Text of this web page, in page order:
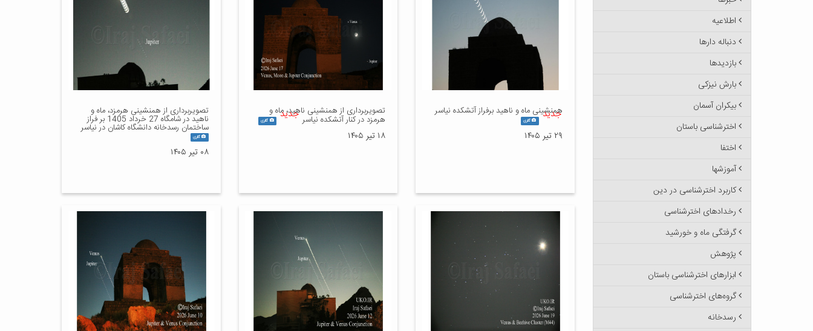
همنشینی ماه و ناهید برفراز آتشکده نیاسر
جدید گالری
۲۹ تیر ۱۴۰۵
تصویربرداری از همنشینی ناهید، ماه و
هرمزد در کنار آتشکده نیاسر جدید گالری
۱۸ تیر ۱۴۰۵
تصویربرداری از همنشینی هرمزد، ماه و
ناهید در شامگاه 27 خرداد 1405 بر فراز
ساختمان رسدخانه دانشگاه کاشان در نیاسر
گالری
۰۸ تیر ۱۴۰۵
اطلاعیه
دنباله دارها
بازدیدها
بارش نیزکی
بیکران آسمان
اخترشناسی باستان
اختفا
آموزشها
کاربرد اخترشناسی در دین
رخدادهای اخترشناسی
گرفتگی ماه و خورشید
پژوهش
ابزارهای اخترشناسی باستان
گروه‌های اخترشناسی
رسدخانه